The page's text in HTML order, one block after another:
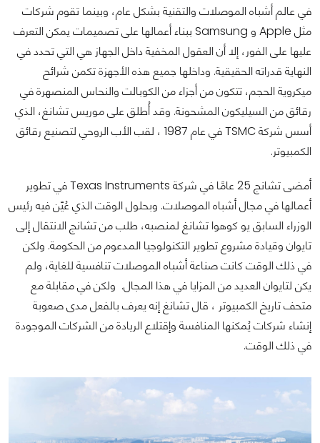
في عالم أشباه الموصلات والتقنية بشكل عام، وبينما تقوم شركات
مثل Apple و Samsung ببناء أعمالها على تصميمات يمكن التعرف
عليها على الفور، إلا أن العقول المخفية داخل الجهاز هي التي تحدد في
النهاية قدراته الحقيقية. وداخلها جميع هذه الأجهزة تكمن شرائح
ميكروية الحجم، تتكون من أجزاء من الكوبالت والنحاس المنصهرة في
رقائق من السيليكون المشحونة. وقد أُطلق على موريس تشانغ، الذي
أسس شركة TSMC في عام 1987 ، لقب الأب الروحي لتصنيع رقائق
الكمبيوتر.
أمضى تشانج 25 عامًا في شركة Texas Instruments في تطوير
أعمالها في مجال أشباه الموصلات. وبحلول الوقت الذي عُيّن فيه رئيس
الوزراء السابق يو كوهوا تشانغ لمنصبه، طلب من تشانج الانتقال إلى
تايوان وقيادة مشروع تطوير التكنولوجيا المدعوم من الحكومة. ولكن
في ذلك الوقت كانت صناعة أشباه الموصلات تنافسية للغاية، ولم
يكن لتايوان العديد من المزايا في هذا المجال. ولكن في مقابلة مع
متحف تاريخ الكمبيوتر ، قال تشانغ إنه يعرف بالفعل مدى صعوبة
إنشاء شركات يُمكنها المنافسة وإقتلاع الريادة من الشركات الموجودة
في ذلك الوقت.